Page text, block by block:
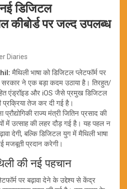
डिजिटल
कीबोर्ड पर जल्द उपलब्ध
Diaries
मैथिली भाषा को डिजिटल प्लेटफॉर्म पर
ने एक बड़ा कदम उठाया है। तिरहुत/
एंड्रॉइड और iOS जैसे प्रमुख डिजिटल
प्रक्रिया तेज कर दी गई है।
राज्य मंत्री जितिन प्रसाद की
में उत्साह की लहर दौड़ गई है। यह पहल न
देगी, बल्कि डिजिटल युग में मैथिली भाषा
मजबूती प्रदान करेगी।
की नई पहचान
पर बढ़ावा देने के उद्देश्य से केंद्र